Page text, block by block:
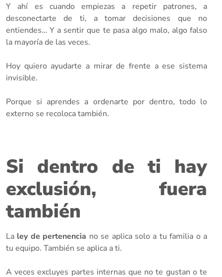
Y ahí es cuando empiezas a repetir patrones, a
desconectarte de ti, a tomar decisiones que no
entiendes… Y a sentir que te pasa algo malo, algo falso
la mayoría de las veces.
Hoy quiero ayudarte a mirar de frente a ese sistema
invisible.
Porque si aprendes a ordenarte por dentro, todo lo
externo se recoloca también.
Si dentro de ti hay
exclusión, fuera
también
La ley de pertenencia no se aplica solo a tu familia o a
tu equipo. También se aplica a ti.
A veces excluyes partes internas que no te gustan o te